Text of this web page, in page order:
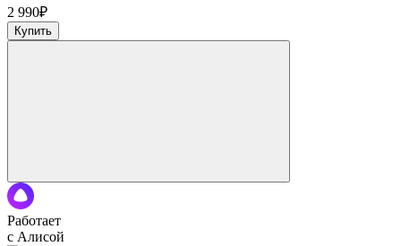
2 990₽
Купить
Работает
с Алисой